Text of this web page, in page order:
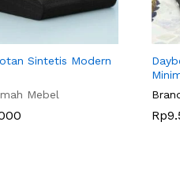
Sintetis Modern
Mebel
Rp
Rp